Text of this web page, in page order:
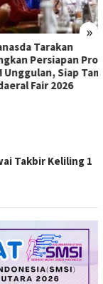
»
Tarakan
Persiapan Produk
Siap Tampil
Fair 2026
Takbir Keliling 1